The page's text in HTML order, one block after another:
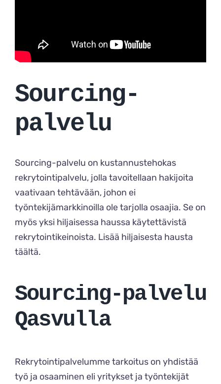
Sourcing-
palvelu
Sourcing-palvelu on kustannustehokas
rekrytointipalvelu, jolla tavoitellaan hakijoita
vaativaan tehtävään, johon ei
työntekijämarkkinoilla ole tarjolla osaajia. Se on
myös yksi hiljaisessa haussa käytettävistä
rekrytointikeinoista. Lisää hiljaisesta hausta
täältä.
Sourcing-palvelu
Qasvulla
Rekrytointipalvelumme tarkoitus on yhdistää
työ ja osaaminen eli yritykset ja työntekijät